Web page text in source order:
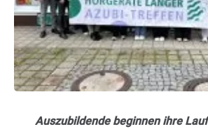
Karriere
Über uns
Auszubildende beginnen ihre